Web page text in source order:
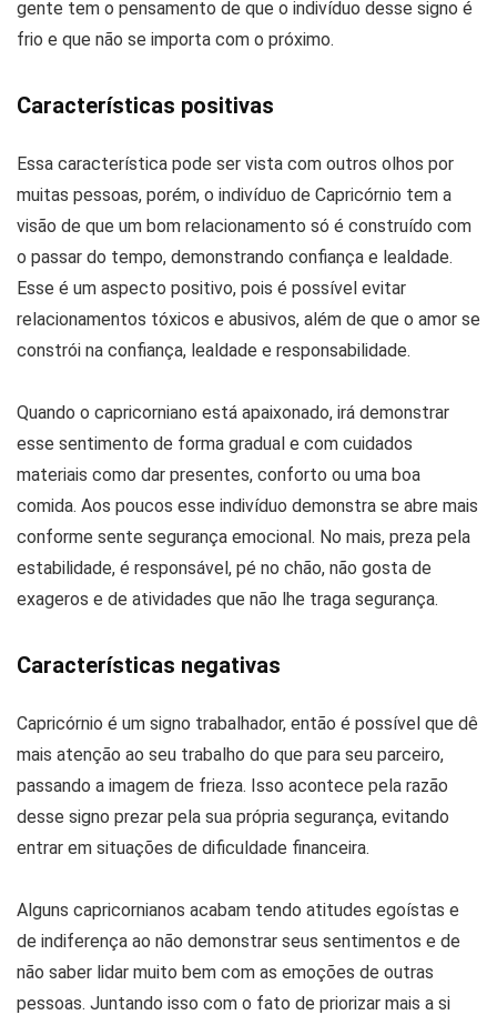
gente tem o pensamento de que o indivíduo desse signo é
frio e que não se importa com o próximo.
Características positivas
Essa característica pode ser vista com outros olhos por
muitas pessoas, porém, o indivíduo de Capricórnio tem a
visão de que um bom relacionamento só é construído com
o passar do tempo, demonstrando confiança e lealdade.
Esse é um aspecto positivo, pois é possível evitar
relacionamentos tóxicos e abusivos, além de que o amor se
constrói na confiança, lealdade e responsabilidade.
Quando o capricorniano está apaixonado, irá demonstrar
esse sentimento de forma gradual e com cuidados
materiais como dar presentes, conforto ou uma boa
comida. Aos poucos esse indivíduo demonstra se abre mais
conforme sente segurança emocional. No mais, preza pela
estabilidade, é responsável, pé no chão, não gosta de
exageros e de atividades que não lhe traga segurança.
Características negativas
Capricórnio é um signo trabalhador, então é possível que dê
mais atenção ao seu trabalho do que para seu parceiro,
passando a imagem de frieza. Isso acontece pela razão
desse signo prezar pela sua própria segurança, evitando
entrar em situações de dificuldade financeira.
Alguns capricornianos acabam tendo atitudes egoístas e
de indiferença ao não demonstrar seus sentimentos e de
não saber lidar muito bem com as emoções de outras
pessoas. Juntando isso com o fato de priorizar mais a si